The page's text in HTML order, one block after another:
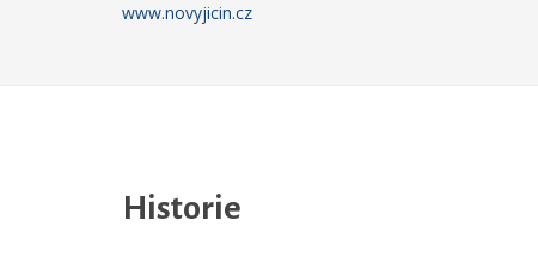
www.novyjicin.cz
Historie